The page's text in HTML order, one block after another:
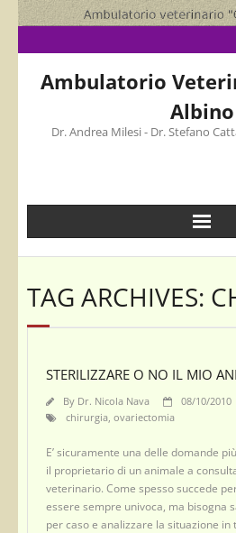
Skip
to
Ambulatorio
Albino
Dr. Andrea Milesi - Dr. Stefano
TAG ARCHIVES:
STERILIZZARE O NO IL MIO
By Dr. Nicola Nava 08/10/2010
chirurgia ovariectomia
E’ sicuramente una delle domande
il proprietario di un animale a
veterinario. Come spesso succede
essere sempre univoca, ma bisogna
per caso e analizzare la situazione in